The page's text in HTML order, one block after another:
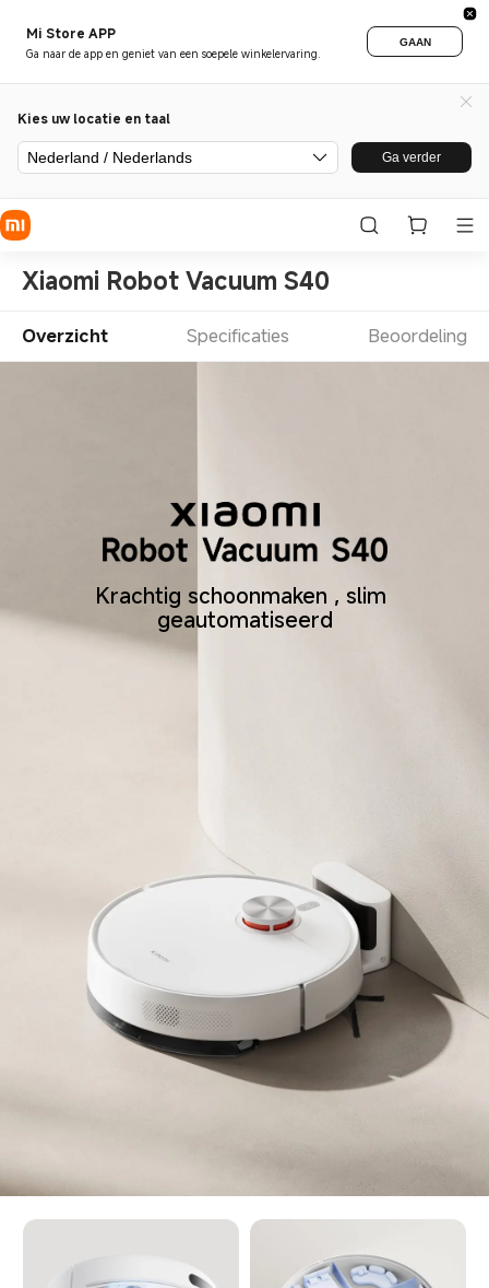
Mi Store APP
Ga naar de app en geniet van een soepele winkelervaring.
GAAN
Kies uw locatie en taal
Nederland / Nederlands Ga verder
Xiaomi Robot Vacuum S40
Overzicht Specificaties Beoordeling
Krachtig schoonmaken , slim
geautomatiseerd